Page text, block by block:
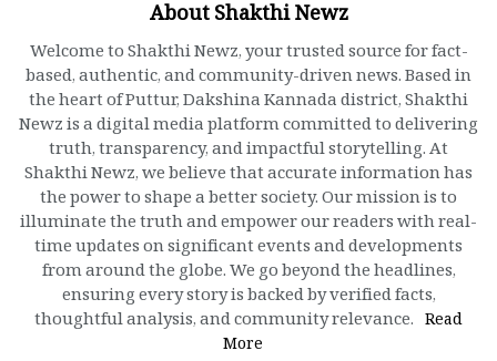
About Shakthi Newz
Welcome to Shakthi Newz, your trusted source for fact-
based, authentic, and community-driven news. Based in
the heart of Puttur, Dakshina Kannada district, Shakthi
Newz is a digital media platform committed to delivering
truth, transparency, and impactful storytelling. At
Shakthi Newz, we believe that accurate information has
the power to shape a better society. Our mission is to
illuminate the truth and empower our readers with real-
time updates on significant events and developments
from around the globe. We go beyond the headlines,
ensuring every story is backed by verified facts,
thoughtful analysis, and community relevance. Read
More